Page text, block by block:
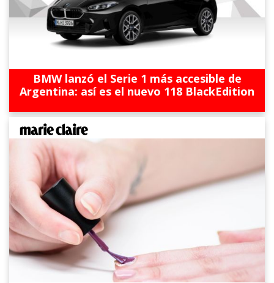
BMW lanzó el Serie 1 más accesible de
Argentina: así es el nuevo 118 BlackEdition